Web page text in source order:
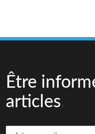
Être
articles